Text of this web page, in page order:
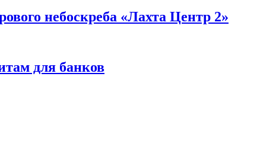
небоскреба «Лахта Центр 2»
для банков